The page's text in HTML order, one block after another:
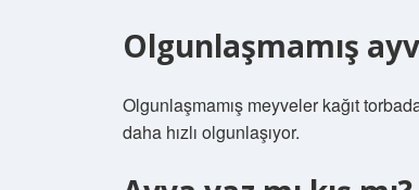
Olgunlaşmamış
Olgunlaşmamış meyveler kağıt
daha hızlı olgunlaşıyor.